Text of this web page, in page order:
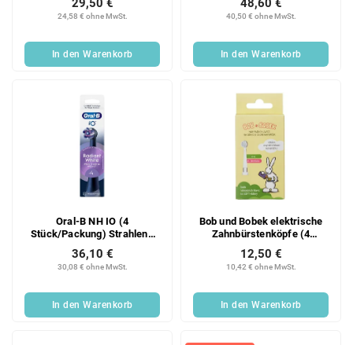
24,58 € ohne MwSt.
29,50 €
In den Warenkorb
40,50 € ohne MwSt.
48,60 €
In den Warenkorb
Oral-B NH IO (4
Stück/Packung) Strahlend
Weiß
30,08 € ohne MwSt.
36,10 €
In den Warenkorb
Bob und Bobek elektrische
Zahnbürstenköpfe (4
Stück/Box) bis zu 18 m
10,42 € ohne MwSt.
12,50 €
In den Warenkorb